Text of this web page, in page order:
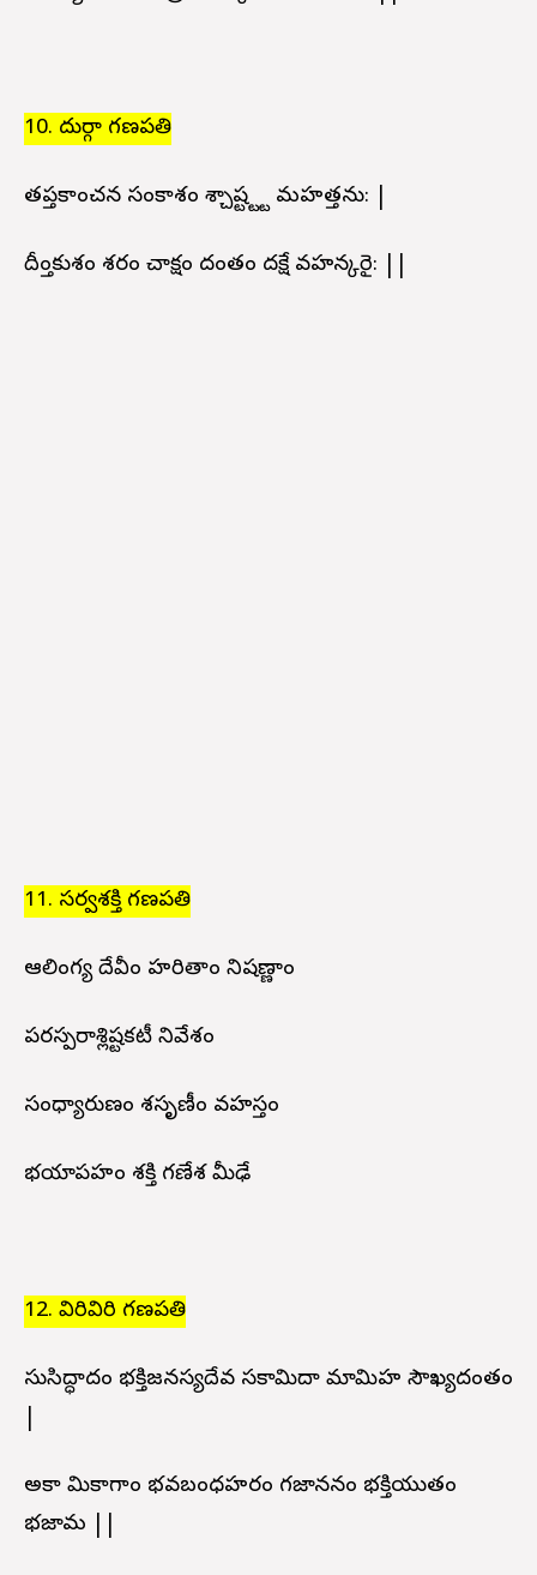
10. దుర్గా గణపతి
తప్తకాంచన సంకాశం శ్చాష్ట్ట్ట మహత్తను: |
దీప్తాంకుశం శరం చాక్షం దంతం దక్షే వహన్కరై: ||
11. సర్వశక్తి గణపతి
ఆలింగ్య దేవీం హరితాం నిషణ్ణాం
పరస్పరాశ్లిష్టకటీ నివేశం
సంధ్యారుణం పాశసృణీం వహస్తం
భయాపహం శక్తి గణేశ మీఢే
12. విరివిరి గణపతి
సుసిద్ధాదం భక్తిజనస్యదేవ సకామిదా మామిహ సౌఖ్యదంతం
అకా మికాగాం భవబంధహరం గజాననం భక్తియుతం
భజామ ||